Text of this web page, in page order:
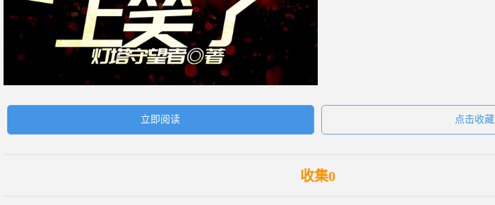
立即阅读 点击收藏
收集0